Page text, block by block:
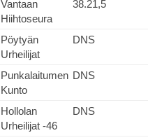
Vantaan
Hiihtoseura
38.21,5
Pöytyän
Urheilijat
DNS
Punkalaitumen
Kunto
DNS
Hollolan
Urheilijat -46
DNS